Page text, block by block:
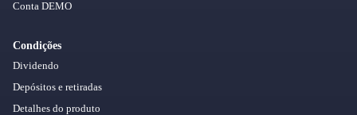
Conta DEMO
Condições
Dividendo
Depósitos e retiradas
Detalhes do produto